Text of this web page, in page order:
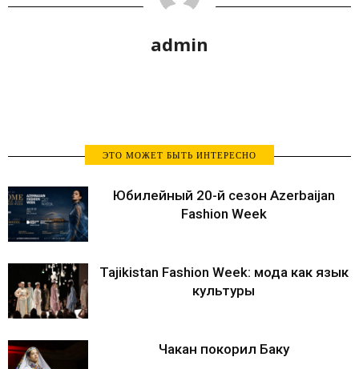
admin
ЭТО МОЖЕТ БЫТЬ ИНТЕРЕСНО
Юбилейный 20-й сезон Azerbaijan
Fashion Week
Tajikistan Fashion Week: мода как язык
культуры
Чакан покорил Баку